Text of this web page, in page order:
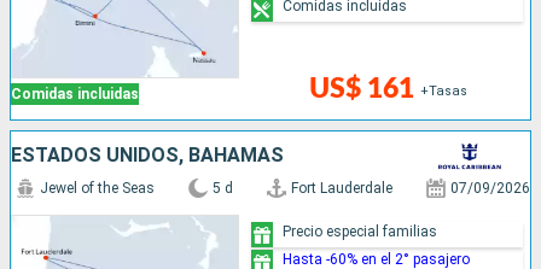
Comidas incluidas US$ 161 +Tasas
Comidas incluidas
ESTADOS UNIDOS, BAHAMAS
Jewel of the Seas 5 d Fort Lauderdale 07/09/2026
Precio especial familias
Hasta -60% en el 2° pasajero